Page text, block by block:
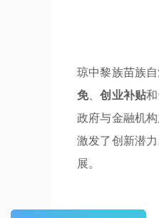
琼中黎族苗族
免、创业补贴和
政府与金融机
激发了创新潜
展。